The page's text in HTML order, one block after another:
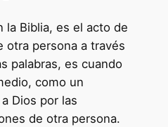
la Biblia, es el acto de
otra persona a través
palabras, es cuando
como un
Dios por las
de otra persona.